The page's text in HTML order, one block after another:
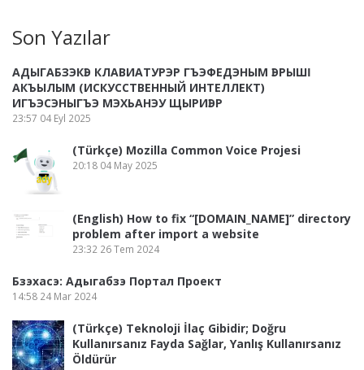
Son Yazılar
АДЫГАБЗЭКӀЭ КЛАВИАТУРЭР ГЪЭФЕДЭНЫМ ӀЭРЫШӀ
АКЪЫЛЫМ (ИСКУССТВЕННЫЙ ИНТЕЛЛЕКТ)
ИГЪЭСЭНЫГЪЭ МЭХЬАНЭУ ЩЫРИӀЭР
23:57 04 Eyl 2025
(Türkçe) Mozilla Common Voice Projesi
20:18 04 May 2025
(English) How to fix “[DOMAIN_NAME]” directory
problem after import a website
23:32 26 Tem 2024
Бзэхасэ: Адыгабзэ Портал Проект
14:58 24 Mar 2024
(Türkçe) Teknoloji İlaç Gibidir; Doğru
Kullanırsanız Fayda Sağlar, Yanlış Kullanırsanız
Öldürür